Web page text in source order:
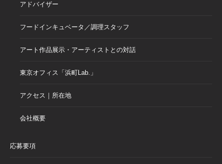
アドバイザー
フードインキュベータ／調理スタッフ
アート作品展示・アーティストとの対話
東京オフィス「浜町Lab.」
アクセス｜所在地
会社概要
応募要項